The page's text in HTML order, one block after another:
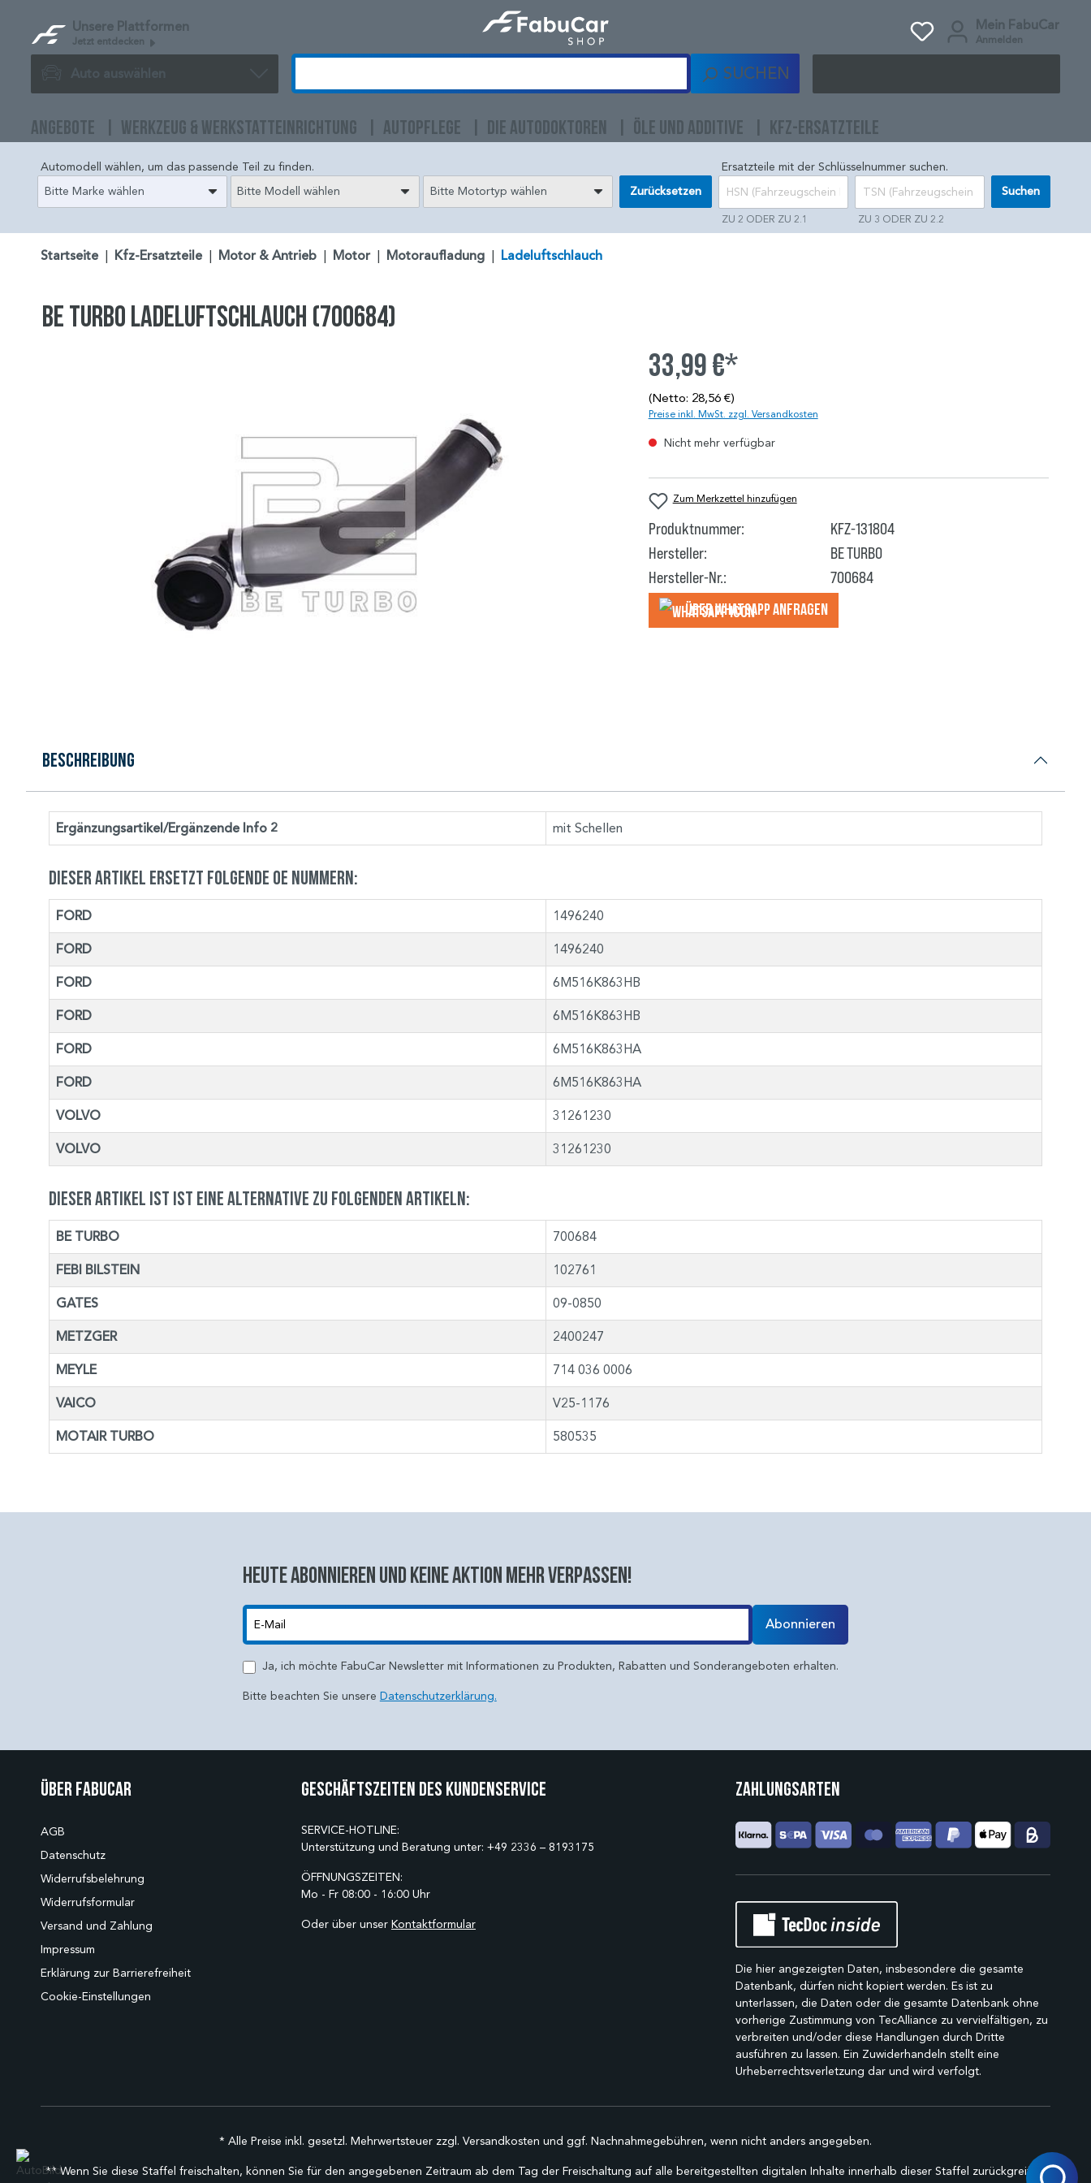
Unsere Plattformen
Jetzt entdecken
Mein FabuCar
Anmelden
Auto auswählen SUCHEN
ANGEBOTE WERKZEUG & WERKSTATTEINRICHTUNG AUTOPFLEGE DIE AUTODOKTOREN ÖLE UND ADDITIVE KFZ-ERSATZTEILE
Automodell wählen, um das passende Teil zu finden.
Bitte Marke wählen
Bitte Modell wählen Bitte Motortyp wählen Zurücksetzen
Ersatzteile mit der Schlüsselnummer suchen.
ZU 2 ODER ZU 2.1 ZU 3 ODER ZU 2.2
Suchen
Startseite Kfz-Ersatzteile Motor & Antrieb Motor Motoraufladung Ladeluftschlauch
BE TURBO Ladeluftschlauch (700684)
33,99 €*
(Netto: 28,56 €)
Preise inkl. MwSt. zzgl. Versandkosten
Nicht mehr verfügbar
Zum Merkzettel hinzufügen
Produktnummer:
KFZ-131804
Hersteller:
BE TURBO
Hersteller-Nr.:
700684
Über WhatsApp anfragеn
Beschreibung
Ergänzungsartikel/Ergänzende Info 2 mit Schellen
Dieser Artikel ersetzt folgende OE Nummern:
FORD 1496240
FORD 1496240
FORD 6M516K863HB
FORD 6M516K863HB
FORD 6M516K863HA
FORD 6M516K863HA
VOLVO 31261230
VOLVO 31261230
Dieser Artikel ist ist eine Alternative zu folgenden Artikeln:
BE TURBO 700684
FEBI BILSTEIN 102761
GATES 09-0850
METZGER 2400247
MEYLE 714 036 0006
VAICO V25-1176
MOTAIR TURBO 580535
Heute abonnieren und keine aktion mehr verpassen!
Abonnieren
Ja, ich möchte FabuCar Newsletter mit Informationen zu Produkten, Rabatten und Sonderangeboten erhalten.
Bitte beachten Sie unsere Datenschutzerklärung.
Über Fabucar
AGB
Datenschutz
Widerrufsbelehrung
Widerrufsformular
Versand und Zahlung
Impressum
Erklärung zur Barrierefreiheit
Cookie-Einstellungen
Geschäftszeiten des Kundenservice
SERVICE-HOTLINE:
Unterstützung und Beratung unter: +49 2336 – 8193175
ÖFFNUNGSZEITEN:
Mo - Fr 08:00 - 16:00 Uhr
Oder über unser Kontaktformular
Zahlungsarten
Die hier angezeigten Daten, insbesondere die gesamte
Datenbank, dürfen nicht kopiert werden. Es ist zu
unterlassen, die Daten oder die gesamte Datenbank ohne
vorherige Zustimmung von TecAlliance zu vervielfältigen, zu
verbreiten und/oder diese Handlungen durch Dritte
ausführen zu lassen. Ein Zuwiderhandeln stellt eine
Urheberrechtsverletzung dar und wird verfolgt.
* Alle Preise inkl. gesetzl. Mehrwertsteuer zzgl. Versandkosten und ggf. Nachnahmegebühren, wenn nicht anders angegeben.
** Wenn Sie diese Staffel freischalten, können Sie für den angegebenen Zeitraum ab dem Tag der Freischaltung auf alle bereitgestellten digitalen Inhalte innerhalb dieser Staffel zurückgreifen.